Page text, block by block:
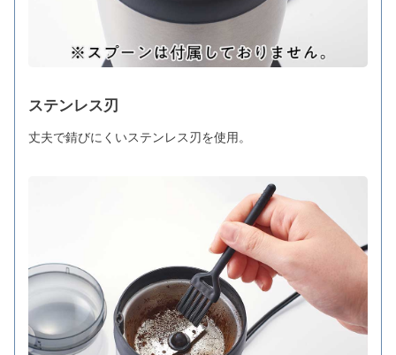
ステンレス刃
丈夫で錆びにくいステンレス刃を使用。